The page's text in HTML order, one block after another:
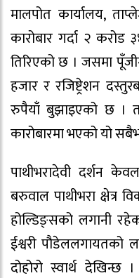
मालपोत कार्यालय,
कारोबार गर्दा २
तिरिएको छ । जसमा
हजार र रजिष्ट्रेशन
रुपैयाँ बुझाइएको छ ।
कारोबारमा भएको यो
पाथीभरादेवी दर्शन
बरुवाल पाथीभरा क्षेत्र
होल्डिङ्सको लगानी
ईश्वरी पौडेललगायतको
दोहोरो स्वार्थ देखिन्छ